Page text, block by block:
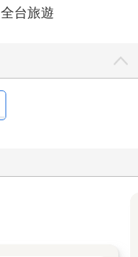
全台旅遊